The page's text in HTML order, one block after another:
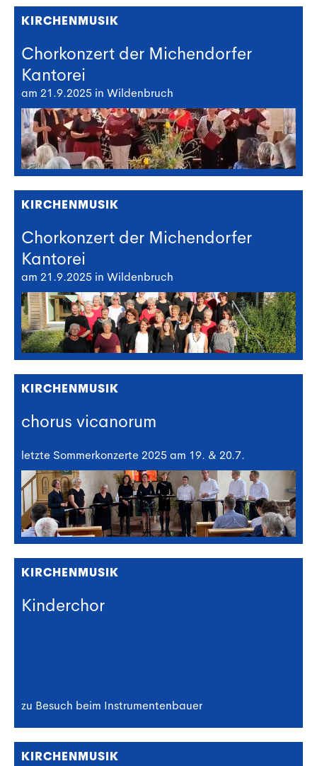
KIRCHENMUSIK
Chorkonzert der Michendorfer
Kantorei
am 21.9.2025 in Wildenbruch
KIRCHENMUSIK
Chorkonzert der Michendorfer
Kantorei
am 21.9.2025 in Wildenbruch
KIRCHENMUSIK
chorus vicanorum
letzte Sommerkonzerte 2025 am 19. & 20.7.
KIRCHENMUSIK
Kinderchor
zu Besuch beim Instrumentenbauer
KIRCHENMUSIK